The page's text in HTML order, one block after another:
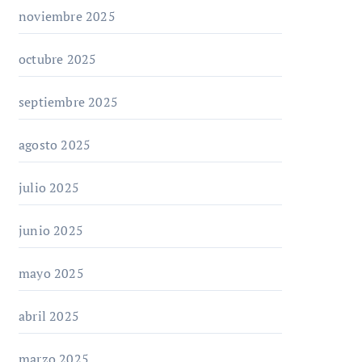
noviembre 2025
octubre 2025
septiembre 2025
agosto 2025
julio 2025
junio 2025
mayo 2025
abril 2025